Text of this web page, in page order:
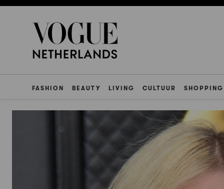
FASHION BEAUTY LIVING CULTUUR SHOPPING